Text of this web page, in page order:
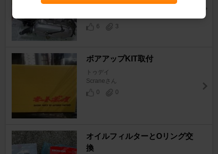
6
3
ボアアップKIT取付
トゥデイ
Scraneさん
0
0
オイルフィルターとOリング交
換